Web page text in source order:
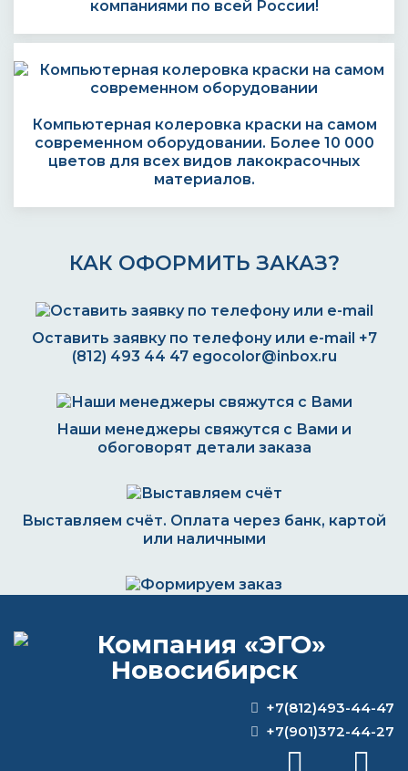
компаниями по всей России!
Компьютерная колеровка краски на самом
современном оборудовании. Более 10 000
цветов для всех видов лакокрасочных
материалов.
КАК ОФОРМИТЬ ЗАКАЗ?
Оставить заявку по телефону или e-mail +7
(812) 493 44 47 egocolor@inbox.ru
Наши менеджеры свяжутся с Вами и
обоговорят детали заказа
Выставляем счёт. Оплата через банк, картой
или наличными
ВОПРОС-ОТВЕТ
+7(812)493-44-47
+7(901)372-44-27